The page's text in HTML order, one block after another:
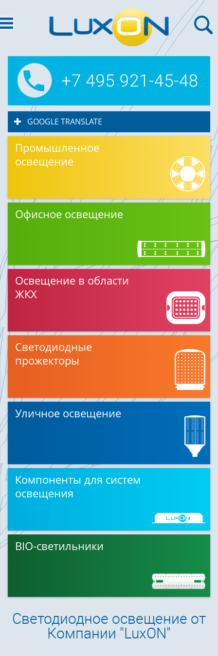
GOOGLE TRANSLATE
Промышленное
освещение
Офисное освещение
Освещение в области
ЖКХ
Светодиодные
прожекторы
Уличное освещение
Компоненты для систем
освещения
BIO-светильники
Светодиодное освещение от
Компании "LuxON"